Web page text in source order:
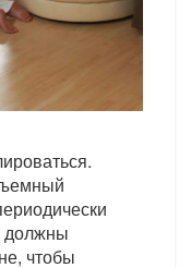
должны
чтобы